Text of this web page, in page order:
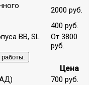
2000 руб.
400 руб.
ВВ, SL
От 3800
руб.
Цена
700 руб.